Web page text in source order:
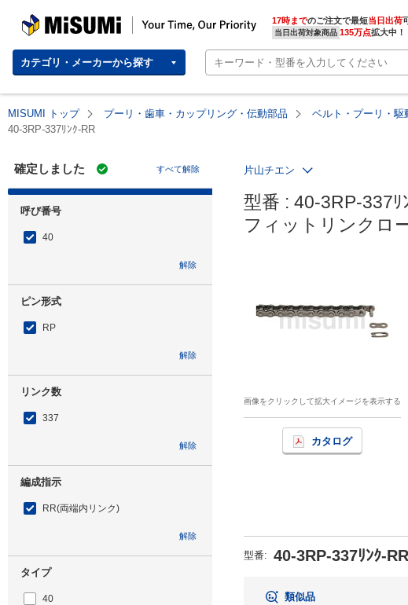
MISUMI | Your Time, Our Priority 17時までのご注文で最短当日出荷
当日出荷対象商品 135万点拡大中！
カテゴリ・メーカーから探す
MISUMI トップ プーリ・歯車・カップリング・伝動部品 ベルト・プーリ・駆
40-3RP-337ﾘﾝｸ-RR
確定しました すべて解除
呼び番号
40
解除
ピン形式
RP
解除
リンク数
337
解除
編成指示
RR(両端内リンク)
解除
タイプ
40
片山チエン
型番 : 40-3RP-337ﾘ
フィットリンクロ
画像をクリックして拡大イメージを表示する
カタログ
型番: 40-3RP-337ﾘﾝｸ-RR
類似品